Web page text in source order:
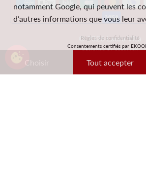
© 2026 Laura Vita
DESIGNED BY LOBSTTER
notamment Google, qui peuvent les
d’autres informations que vous leur
Ces données peuvent notamment être
fins de personnalisation des
Règles de confidentialité
Consentements certifiés par
Choisir Tout accepter